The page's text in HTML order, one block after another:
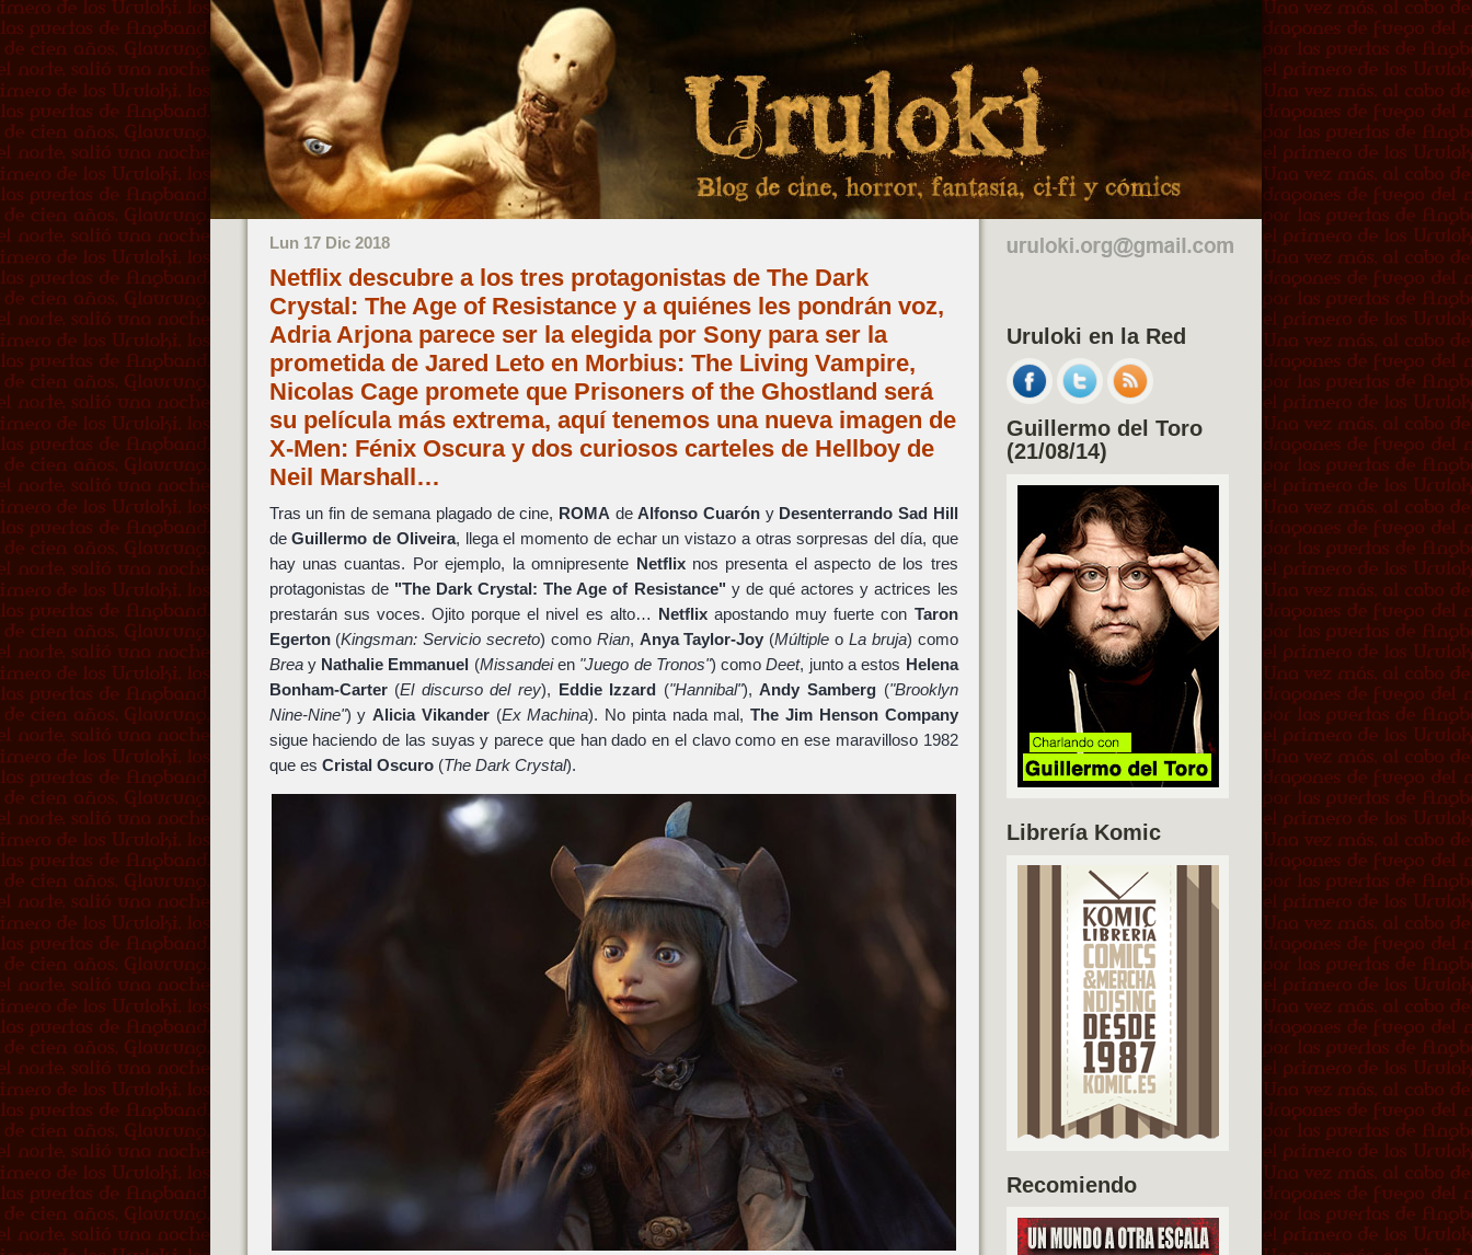
Lun 17 Dic 2018
Netflix descubre a los tres protagonistas de The Dark
Crystal: The Age of Resistance y a quiénes les pondrán voz,
Adria Arjona parece ser la elegida por Sony para ser la
prometida de Jared Leto en Morbius: The Living Vampire,
Nicolas Cage promete que Prisoners of the Ghostland será
su película más extrema, aquí tenemos una nueva imagen de
X-Men: Fénix Oscura y dos curiosos carteles de Hellboy de
Neil Marshall…
Tras un fin de semana plagado de cine, ROMA deAlfonso Cuaróny Desenterrando Sad Hill
deGuillermo de Oliveira, llega el momento de echar un vistazo a otras sorpresas del día, que
hay unas cuantas. Por ejemplo, la omnipresente Netflixnos presenta el aspecto de los tres
protagonistas de "The Dark Crystal: The Age of Resistance" y de qué actores y actrices les
prestarán sus voces. Ojito porque el nivel es alto… Netflixapostando muy fuerte con Taron
Egerton(Kingsman: Servicio secreto) como Rian, Anya Taylor-Joy (Múltiple o La bruja) como
Breay Nathalie Emmanuel (Missandeien "Juego de Tronos") comoDeet, junto a estos Helena
Bonham-Carter(El discurso del rey), Eddie Izzard ("Hannibal"),Andy Samberg ("Brooklyn
Nine-Nine") yAlicia Vikander(Ex Machina). No pinta nada mal,The Jim Henson Company
sigue haciendo de las suyas y parece que han dado en el clavo como en ese maravilloso 1982
que es Cristal Oscuro(The Dark Crystal).
Uruloki en la Red
Guillermo del Toro
(21/08/14)
Librería Komic
Recomiendo